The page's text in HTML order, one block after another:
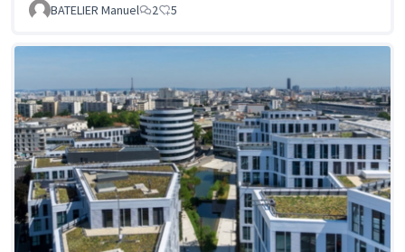
BATELIER Manuel
2 5